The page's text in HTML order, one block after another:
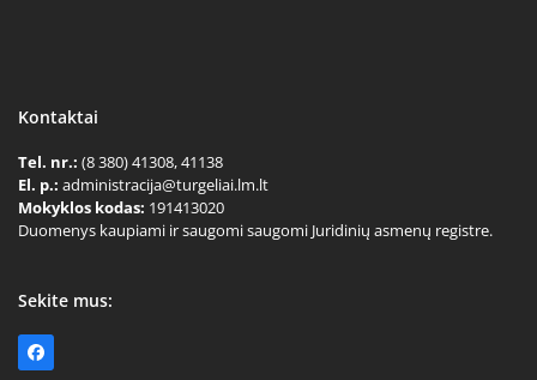
Kontaktai
Tel. nr.: (8 380) 41308, 41138
El. p.: administracija@turgeliai.lm.lt
Mokyklos kodas: 191413020
Duomenys kaupiami ir saugomi saugomi Juridinių asmenų registre.
Sekite mus:
Facebook